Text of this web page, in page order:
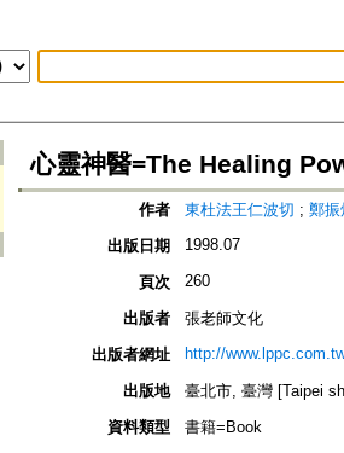
心靈神醫=The Healing
作者 東杜法王仁波切 ; 鄭振
出版日期
1998.07
頁次 260
出版者
張老師文化
出版者網址
http://
出版地
臺北市, 臺灣 [Taipei
資料類型
書籍=Book